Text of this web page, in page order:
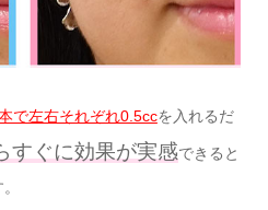
で左右それぞれ0.5ccを入れるだ
すぐに効果が実感できると